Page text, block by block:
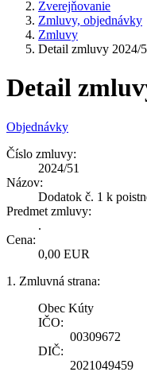
Zverejňovanie
Zmluvy, objednávky
Zmluvy
Detail zmluvy 2024/
Detail
Objednávky
Číslo zmluvy:
2024/51
Názov:
Dodatok č. 1 k
Predmet zmluvy:
.
Cena:
0,00 EUR
1. Zmluvná strana:
Obec Kúty
IČO:
00309672
DIČ:
2021049459